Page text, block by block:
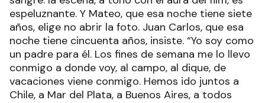
espeluznante. Y Mateo, que esa noche tiene siete
años, elige no abrir la foto. Juan Carlos, que esa
noche tiene cincuenta años, insiste. “Yo soy como
un padre para él. Los fines de semana me lo llevo
conmigo a donde voy, al campo, al dique, de
vacaciones viene conmigo. Hemos ido juntos a
Chile, a Mar del Plata, a Buenos Aires, a todos